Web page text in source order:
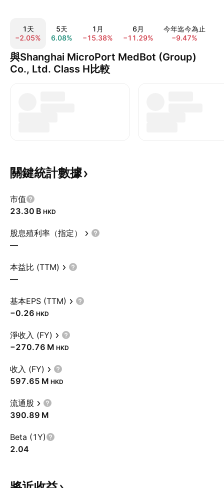
1天
−2.05%
5天
6.08%
1月
−15.38%
6月
−11.29%
今年迄今為止
−9.47%
與Shanghai MicroPort MedBot (Group)
Co., Ltd. Class H比較
關鍵統計數據
市值
‪23.30 B‬ HKD
股息殖利率（指定）
—
本益比 (TTM)
—
基本EPS (TTM)
−0.26 HKD
淨收入 (FY)
‪−270.76 M‬ HKD
收入 (FY)
‪597.65 M‬ HKD
流通股
‪390.89 M‬
Beta (1Y)
2.04